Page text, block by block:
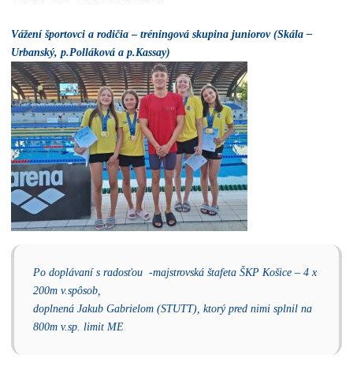
Vážení športovci a rodičia – tréningová skupina juniorov (Skála –
Urbanský, p.Polláková a p.Kassay)
Po doplávaní s radosťou -majstrovská štafeta ŠKP Košice – 4 x
200m v.spôsob,
doplnená Jakub Gabrielom (STUTT), ktorý pred nimi splnil na
800m v.sp. limit ME